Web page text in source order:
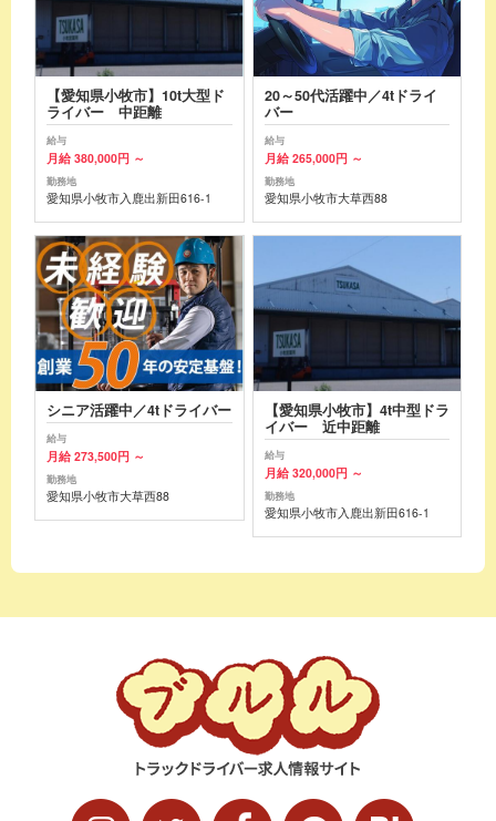
【愛知県小牧市】10t大型ド
ライバー 中距離
給与
月給 380,000円 ～
勤務地
愛知県小牧市入鹿出新田616-1
20～50代活躍中／4tドライ
バー
給与
月給 265,000円 ～
勤務地
愛知県小牧市大草西88
シニア活躍中／4tドライバー
給与
月給 273,500円 ～
勤務地
愛知県小牧市大草西88
【愛知県小牧市】4t中型ドラ
イバー 近中距離
給与
月給 320,000円 ～
勤務地
愛知県小牧市入鹿出新田616-1